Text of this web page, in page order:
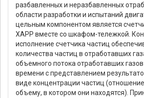
разбавленных и неразбавленных
области разработки и испытаний
цельным компонентом является
XAPP вместе со шкафом-тележкой.
исполнение счетчика частиц
количества частиц в отработавших
объемного потока отработавших
времени с представлением
виде концентрации частиц
объему, в котором они находятся).